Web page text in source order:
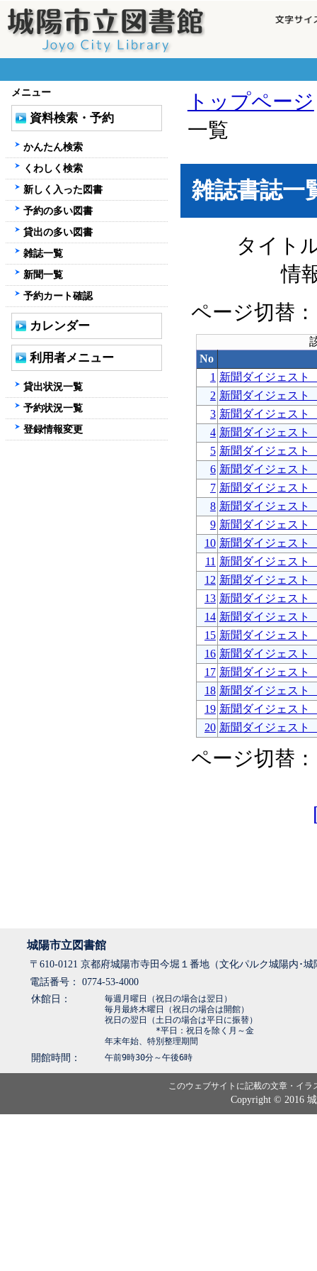
トップページ
一覧
雑誌書誌一
タイト
情
ページ切替：
No
1 新聞ダイジェス
2 新聞ダイジェス
3 新聞ダイジェス
4 新聞ダイジェス
5 新聞ダイジェス
6 新聞ダイジェス
7 新聞ダイジェス
8 新聞ダイジェス
9 新聞ダイジェス
10 新聞ダイジェス
11 新聞ダイジェス
12 新聞ダイジェス
13 新聞ダイジェス
14 新聞ダイジェス
15 新聞ダイジェス
16 新聞ダイジェス
17 新聞ダイジェス
18 新聞ダイジェス
19 新聞ダイジェス
20 新聞ダイジェス
ページ切替：
メニュー
資料検索・予約
かんたん検索
くわしく検索
新しく入った図書
予約の多い図書
貸出の多い図書
雑誌一覧
新聞一覧
予約カート確認
カレンダー
利用者メニュー
貸出状況一覧
予約状況一覧
登録情報変更
城陽市立図書館
〒610-0121 京都府城陽市寺田今堀１番地（文化パルク城陽内･
電話番号： 0774-53-4000
休館日：
毎週月曜日（祝日の場合は翌日）
毎月最終木曜日（祝日の場合は開館）
祝日の翌日（土日の場合は平日に振替）
*平日：祝日を除く月～金
年末年始、特別整理期間
開館時間： 午前9時30分～午後6時
このウェブサイトに記載の文章・イ
Copyright © 2016